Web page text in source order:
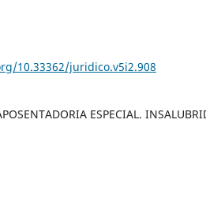
10.33362/juridico.v5i2.908
ESPECIAL.